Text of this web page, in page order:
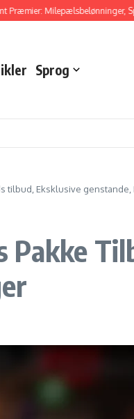
Milepælsbelønninger,
Sprog
tilbud, Eksklusive